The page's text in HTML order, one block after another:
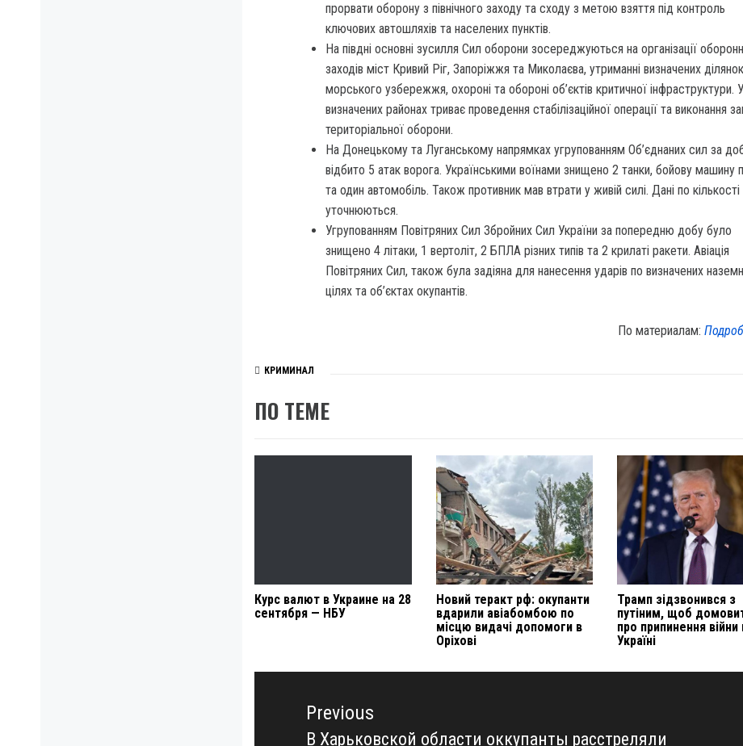
прорвати оборону з північного заходу та сходу з метою взяття під контроль
ключових автошляхів та населених пунктів.
На півдні основні зусилля Сил оборони зосереджуються на організації
заходів міст Кривий Ріг, Запоріжжя та Миколаєва, утриманні визначених ділянок
морського узбережжя, охороні та обороні об’єктів критичної інфраструктури. У
визначених районах триває проведення стабілізаційної операції та виконання
територіальної оборони.
На Донецькому та Луганському напрямках угрупованням Об’єднаних сил за
відбито 5 атак ворога. Українськими воїнами знищено 2 танки, бойову машину
та один автомобіль. Також противник мав втрати у живій силі. Дані по кількості
уточнюються.
Угрупованням Повітряних Сил Збройних Сил України за попередню добу було
знищено 4 літаки, 1 вертоліт, 2 БПЛА різних типів та 2 крилаті ракети. Авіація
Повітряних Сил, також була задіяна для нанесення ударів по визначених
цілях та об’єктах окупантів.
По материалам:
КРИМИНАЛ
ПО ТЕМЕ
Курс валют в Украине на 28
сентября — НБУ
Новий теракт рф: окупанти
вдарили авіабомбою по
місцю видачі допомоги в
Оріхові
Трамп зідзвонився з
путіним, щоб
про припинення війни
Україні
Навигация
записямPrevious
В Харьковской области оккупанты расстреляли